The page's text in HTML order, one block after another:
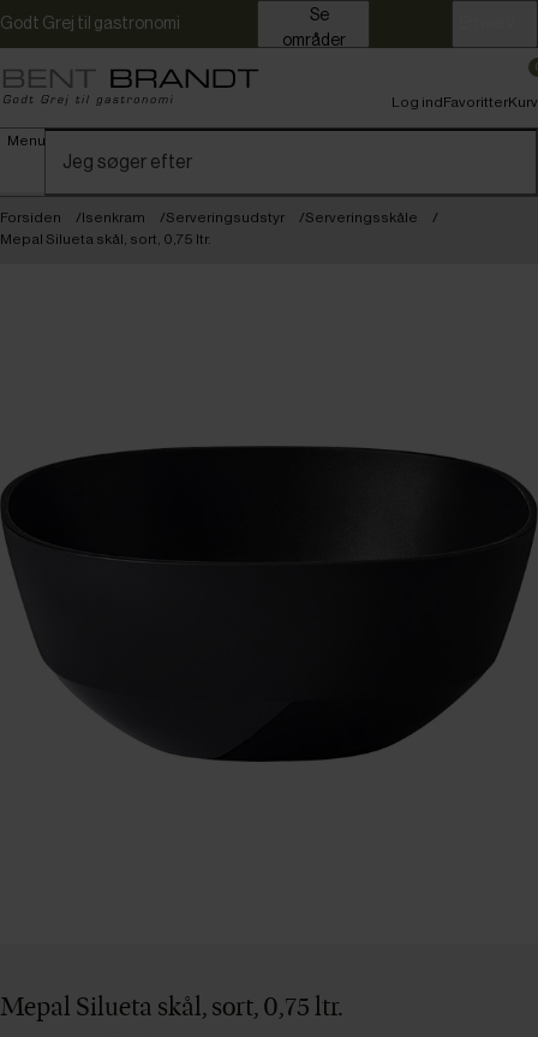
Godt Grej til gastronomi
områder
Menu
Log indFavoritterKurv
Forsiden Isenkram Serveringsudstyr
Serveringsskåle
Mepal Silueta skål, sort, 0,75 ltr.
Mepal Silueta skål, sort, 0,75 ltr.